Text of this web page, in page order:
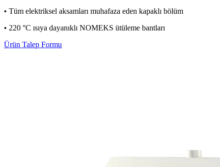
• Tüm elektriksel aksamları muhafaza eden kapaklı bölüm
• 220 °C ısıya dayanıklı NOMEKS ütüleme bantları
Ürün Talep Formu